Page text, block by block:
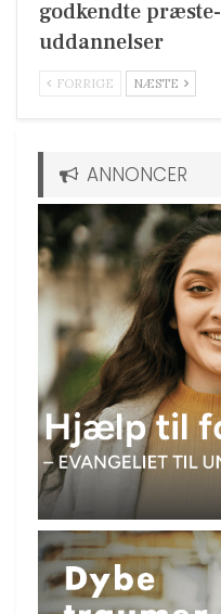
godkendte præste-
uddannelser
FORRIGE NÆSTE
ANNONCER